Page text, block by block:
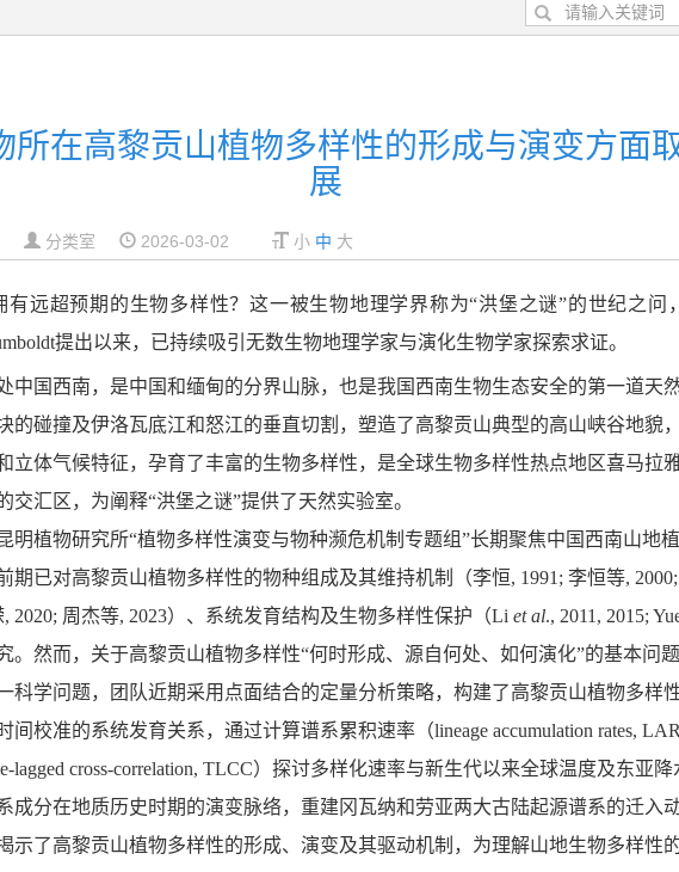
所在高黎贡山植物多样性的形成与演变方面
展
分类室 2026-03-02 小 中 大
有远超预期的生物多样性？这一被生物地理学界称为“洪堡之谜”的世纪之问
提出以来，已持续吸引无数生物地理学家与演化生物学家探索求证。
中国西南，是中国和缅甸的分界山脉，也是我国西南生物生态安全的第一道天
的碰撞及伊洛瓦底江和怒江的垂直切割，塑造了高黎贡山典型的高山峡谷地貌
立体气候特征，孕育了丰富的生物多样性，是全球生物多样性热点地区喜马拉
交汇区，为阐释“洪堡之谜”提供了天然实验室。
明植物研究所“植物多样性演变与物种濒危机制专题组”长期聚焦中国西南山地
期已对高黎贡山植物多样性的物种组成及其维持机制（李恒, 1991; 李恒等, 2000;
, 2020; 周杰等, 2023）、系统发育结构及生物多样性保护（Li et al., 2011, 2015;
。然而，关于高黎贡山植物多样性“何时形成、源自何处、如何演化”的基本问
科学问题，团队近期采用点面结合的定量分析策略，构建了高黎贡山植物多样
间校准的系统发育关系，通过计算谱系累积速率（lineage accumulation rates, LAR
lagged cross-correlation, TLCC）探讨多样化速率与新生代以来全球温度及东亚降
成分在地质历史时期的演变脉络，重建冈瓦纳和劳亚两大古陆起源谱系的迁入
示了高黎贡山植物多样性的形成、演变及其驱动机制， 为理解山地生物多样性